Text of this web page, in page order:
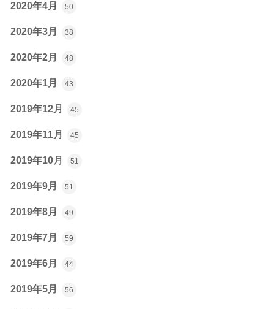
2020年4月 50
2020年3月 38
2020年2月 48
2020年1月 43
2019年12月 45
2019年11月 45
2019年10月 51
2019年9月 51
2019年8月 49
2019年7月 59
2019年6月 44
2019年5月 56